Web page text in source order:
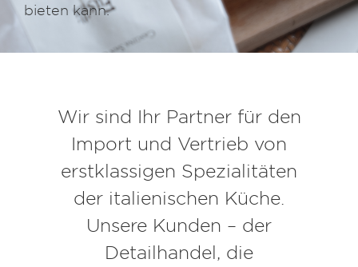
bieten kann.
Wir sind Ihr Partner für den
Import und Vertrieb von
erstklassigen Spezialitäten
der italienischen Küche.
Unsere Kunden – der
Detailhandel, die